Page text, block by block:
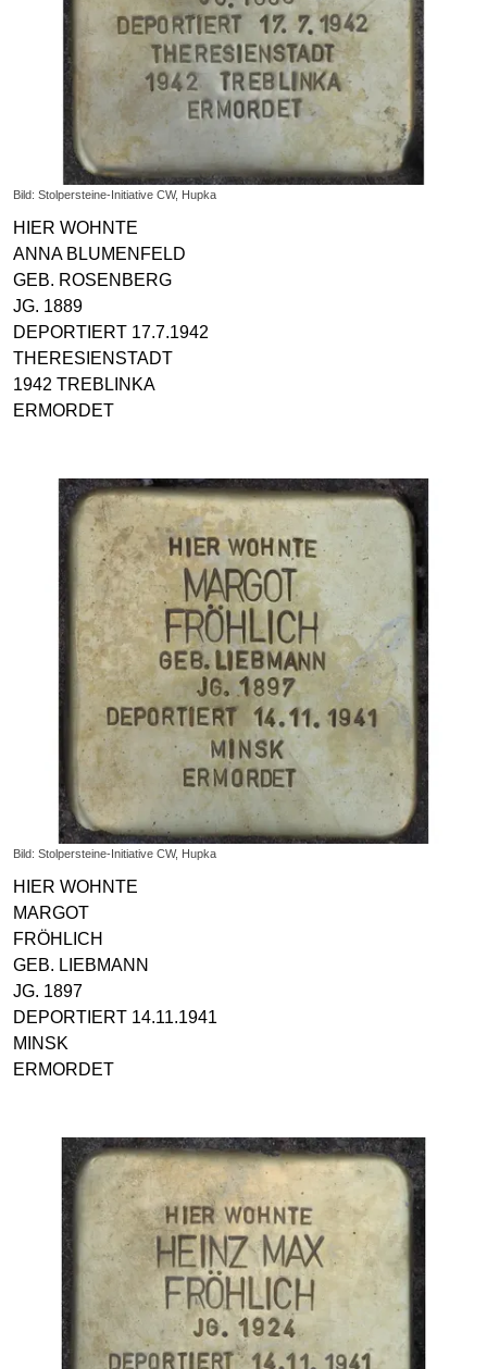
Bild: Stolpersteine-Initiative CW, Hupka
HIER WOHNTE
ANNA BLUMENFELD
GEB. ROSENBERG
JG. 1889
DEPORTIERT 17.7.1942
THERESIENSTADT
1942 TREBLINKA
ERMORDET
Bild: Stolpersteine-Initiative CW, Hupka
HIER WOHNTE
MARGOT
FRÖHLICH
GEB. LIEBMANN
JG. 1897
DEPORTIERT 14.11.1941
MINSK
ERMORDET